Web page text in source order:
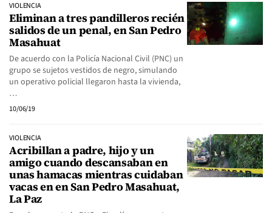
VIOLENCIA
Eliminan a tres pandilleros recién
salidos de un penal, en San Pedro
Masahuat
De acuerdo con la Policía Nacional Civil (PNC) un
grupo se sujetos vestidos de negro, simulando
un operativo policial llegaron hasta la vivienda,
…
10/06/19
VIOLENCIA
Acribillan a padre, hijo y un
amigo cuando descansaban en
unas hamacas mientras cuidaban
vacas en en San Pedro Masahuat,
La Paz